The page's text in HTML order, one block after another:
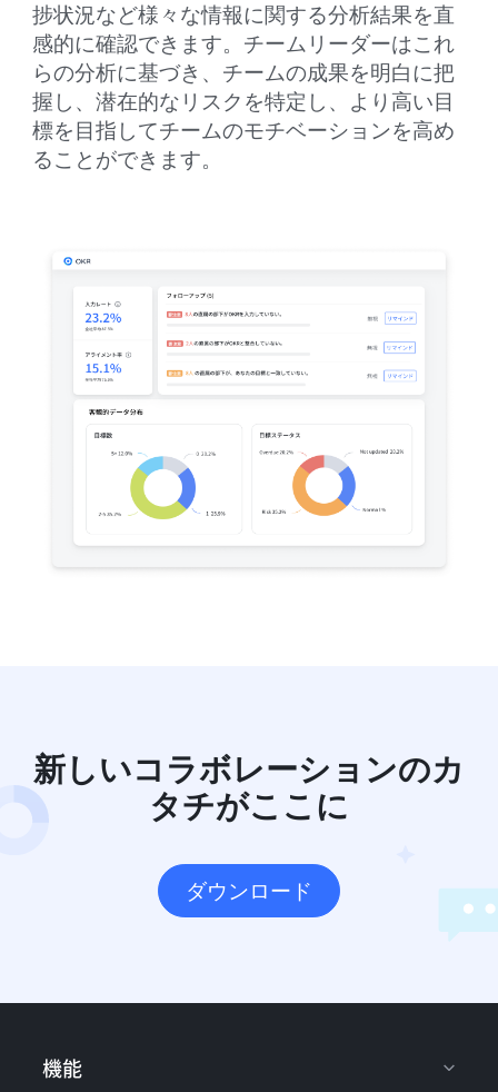
捗状況など様々な情報に関する分析結果を直
感的に確認できます。チームリーダーはこれ
らの分析に基づき、チームの成果を明白に把
握し、潜在的なリスクを特定し、より高い目
標を目指してチームのモチベーションを高め
ることができます。
新しいコラボレーションのカ
タチがここに
ダウンロード
機能